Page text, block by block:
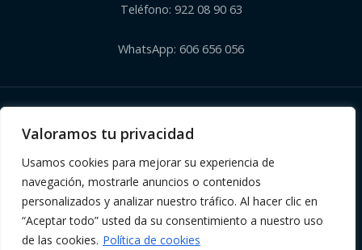
Valoramos tu privacidad
Usamos cookies para mejorar su experiencia de
navegación, mostrarle anuncios o contenidos
personalizados y analizar nuestro tráfico. Al hacer clic en
“Aceptar todo” usted da su consentimiento a nuestro uso
de las cookies. Política de cookies
Teléfono: 922 08 90 63
WhatsApp: 606 656 056